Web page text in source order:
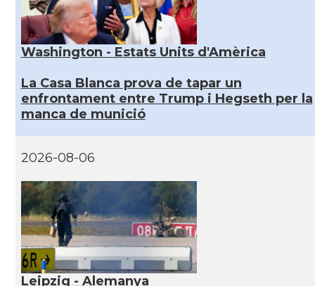
Washington - Estats Units d'Amèrica
La Casa Blanca prova de tapar un
enfrontament entre Trump i Hegseth per la
manca de munició
2026-08-06
Leipzig - Alemanya